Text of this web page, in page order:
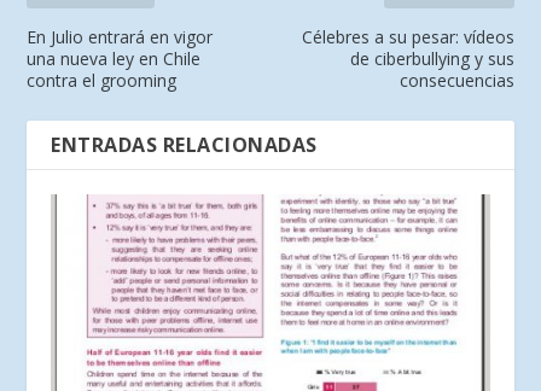
En Julio entrará en vigor
una nueva ley en Chile
contra el grooming
Célebres a su pesar: vídeos
de ciberbullying y sus
consecuencias
ENTRADAS RELACIONADAS